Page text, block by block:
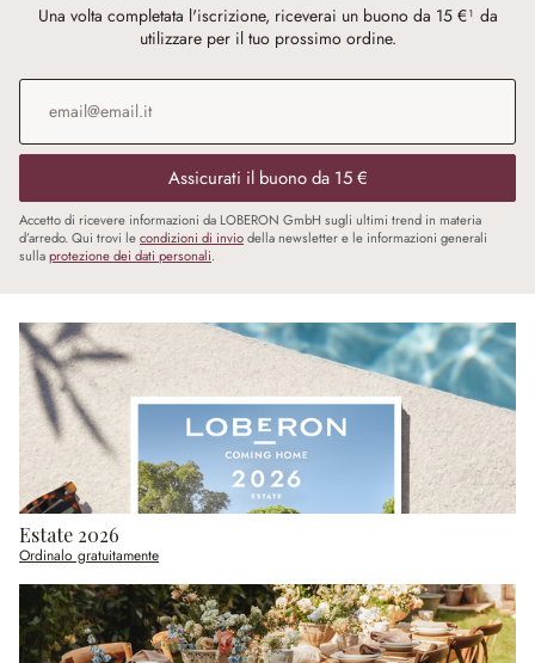
Una volta completata l'iscrizione, riceverai un buono da 15 €¹ da
utilizzare per il tuo prossimo ordine.
Indirizzo e-mail
Assicurati il buono da 15 €
Accetto di ricevere informazioni da LOBERON GmbH sugli ultimi trend in materia
d’arredo. Qui trovi lecondizioni di inviodella newsletter e le informazioni generali
sullaprotezione dei dati personali.
Estate 2026
Ordinalo gratuitamente